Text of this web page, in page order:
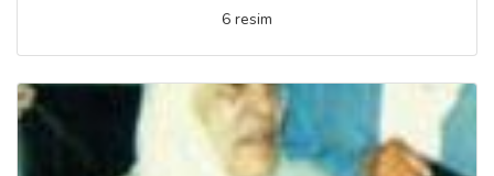
6 resim